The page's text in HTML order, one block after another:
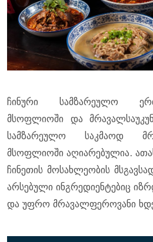
ჩინური სამზარეულო
მსოფლიოში და
სამზარეულო საკმაოდ
მსოფლიოში აღიარებულია.
ჩინეთის მოსახლეობის
არსებული ინგრედიენტებიც
და უფრო მრავალფეროვანი